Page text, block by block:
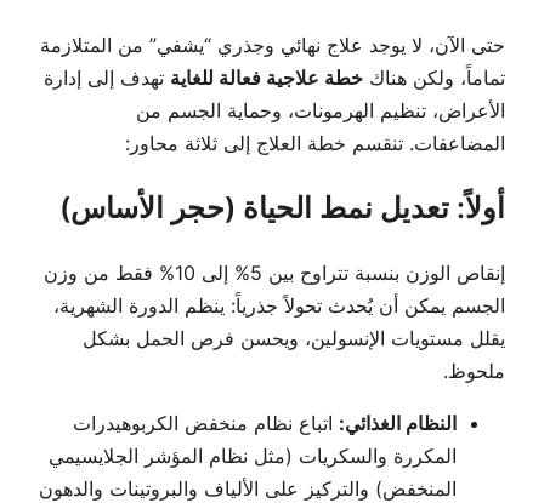
حتى الآن، لا يوجد علاج نهائي وجذري “يشفي” من المتلازمة
تماماً، ولكن هناك خطة علاجية فعالة للغاية تهدف إلى إدارة
الأعراض، تنظيم الهرمونات، وحماية الجسم من
المضاعفات. تنقسم خطة العلاج إلى ثلاثة محاور:
أولاً: تعديل نمط الحياة (حجر الأساس)
إنقاص الوزن بنسبة تتراوح بين 5% إلى 10% فقط من وزن
الجسم يمكن أن يُحدث تحولاً جذرياً: ينظم الدورة الشهرية،
يقلل مستويات الإنسولين، ويحسن فرص الحمل بشكل
ملحوظ.
النظام الغذائي: اتباع نظام منخفض الكربوهيدرات
المكررة والسكريات (مثل نظام المؤشر الجلايسيمي
المنخفض) والتركيز على الألياف والبروتينات والدهون